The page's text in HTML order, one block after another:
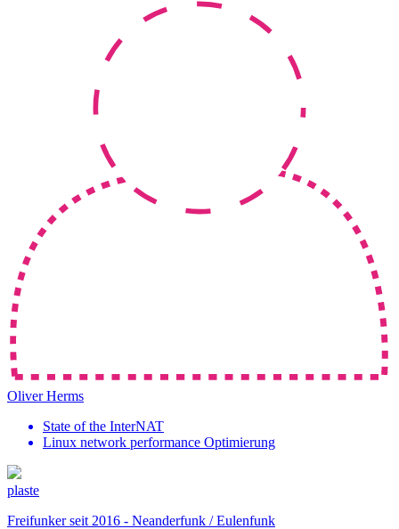
Oliver Herms
State of the InterNAT
Linux network performance Optimierung
plaste
Freifunker seit 2016 - Neanderfunk / Eulenfunk